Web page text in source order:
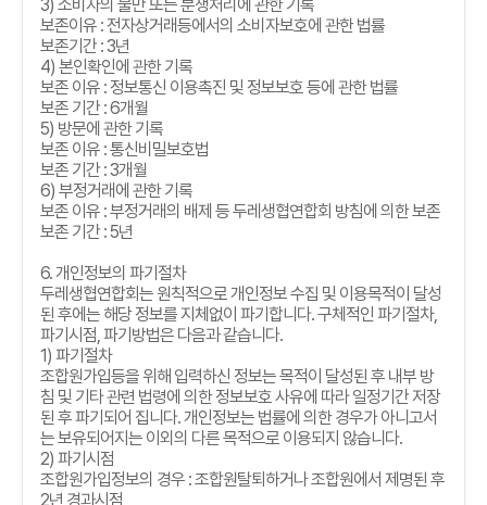
3) 소비자의 불만 또는 분쟁처리에 관한 기록
보존이유 : 전자상거래등에서의 소비자보호에 관한 법률
보존기간 : 3년
4) 본인확인에 관한 기록
보존 이유 : 정보통신 이용촉진 및 정보보호 등에 관한 법률
보존 기간 : 6개월
5) 방문에 관한 기록
보존 이유 :통신비밀보호법
보존 기간 : 3개월
6) 부정거래에 관한 기록
보존 이유 :부정거래의 배제 등 두레생협연합회 방침에 의한 보존
보존 기간 : 5년
6.개인정보의 파기절차
두레생협연합회는 원칙적으로 개인정보 수집 및 이용목적이 달성
된 후에는 해당 정보를 지체없이 파기합니다.구체적인 파기절차,
파기시점,파기방법은 다음과 같습니다.
1) 파기절차
조합원가입등을 위해 입력하신 정보는 목적이 달성된 후 내부 방
침 및 기타 관련 법령에 의한 정보보호 사유에 따라 일정기간 저장
된 후 파기되어 집니다.개인정보는 법률에 의한 경우가 아니고서
는 보유되어지는 이외의 다른 목적으로 이용되지 않습니다.
2) 파기시점
조합원가입정보의 경우 :조합원탈퇴하거나 조합원에서 제명된 후
2년 경과시점